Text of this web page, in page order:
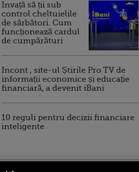
Invață să ții sub
control cheltuielile
de sărbători. Cum
funcționează cardul
de cumpărături
Incont , site-ul Știrile Pro TV de
informații economice și educație
financiară, a devenit iBani
10 reguli pentru decizii financiare
inteligente